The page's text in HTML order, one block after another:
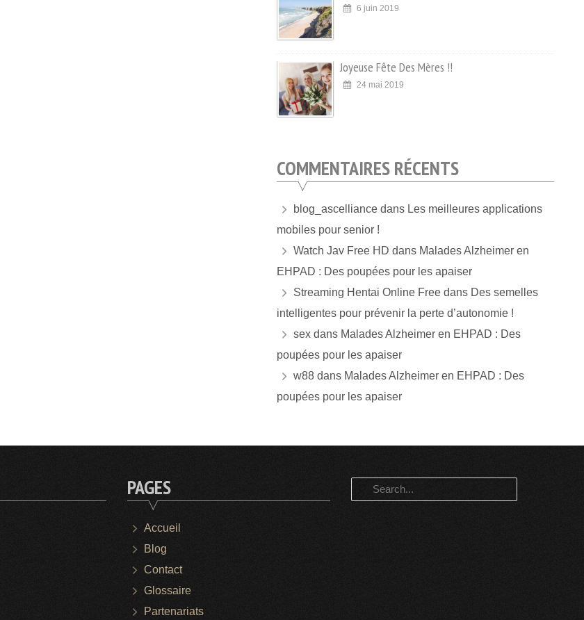
6 juin 2019
Joyeuse Fête Des Mères !!
24 mai 2019
COMMENTAIRES RÉCENTS
blog_ascelliancedans Les meilleures applications
mobiles pour senior !
Watch Jav Free HD dans Malades Alzheimer en
EHPAD : Des poupées pour les apaiser
Streaming Hentai Online Freedans Des semelles
intelligentes pour prévenir la perte d’autonomie !
sexdans Malades Alzheimer en EHPAD : Des
poupées pour les apaiser
w88dans Malades Alzheimer en EHPAD : Des
poupées pour les apaiser
PAGES
Accueil
Blog
Contact
Glossaire
Partenariats